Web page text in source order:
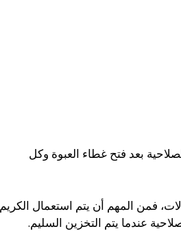
بعد فتح غطاء العبوة وكل
فمن المهم أن يتم استعمال الكريم
عندما يتم التخزين السليم.